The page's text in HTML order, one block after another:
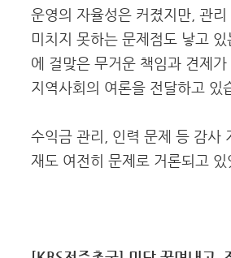
운영의 자율성은 커졌지만, 관
미치지 못하는 문제점도 낳고
에 걸맞은 무거운 책임과 견제
지역사회의 여론을 전달하고 있
수익금 관리, 인력 문제 등 감사
재도 여전히 문제로 거론되고 있